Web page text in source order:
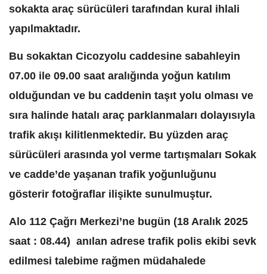
sokakta araç sürücüleri tarafından kural ihlali
yapılmaktadır.
Bu sokaktan Cicozyolu caddesine sabahleyin
07.00 ile 09.00 saat aralığında yoğun katılım
olduğundan ve bu caddenin taşıt yolu olması ve
sıra halinde hatalı araç parklanmaları dolayısıyla
trafik akışı kilitlenmektedir. Bu yüzden araç
sürücüleri arasında yol verme tartışmaları Sokak
ve cadde’de yaşanan trafik yoğunluğunu
gösterir fotoğraflar ilişikte sunulmuştur.
Alo 112 Çağrı Merkezi’ne bugün (18 Aralık 2025
saat : 08.44) anılan adrese trafik polis ekibi sevk
edilmesi talebime rağmen müdahalede